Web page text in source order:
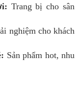
Trang bị cho sân
nghiệm cho khách
Sản phẩm hot, nhu